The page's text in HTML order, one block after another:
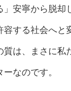
」安寧から脱却
容する社会へと
質は、まさに私
なのです。